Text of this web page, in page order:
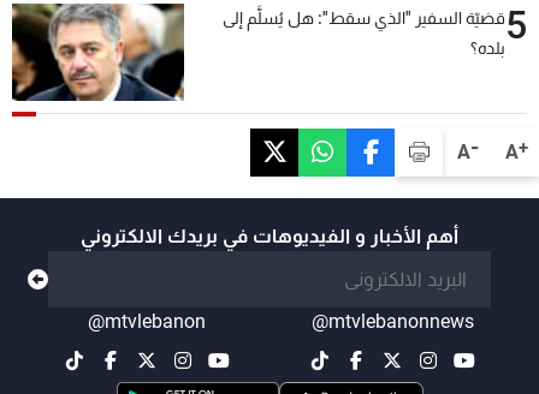
A+
A-
5قضيّة السفير "الذي سقط": هل يُسلَّم إلى
بلده؟
أهم الأخبار و الفيديوهات في بريدك الالكتروني
@mtvlebanonnews
@mtvlebanon